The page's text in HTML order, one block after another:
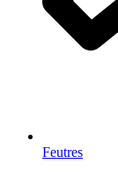
Feutres